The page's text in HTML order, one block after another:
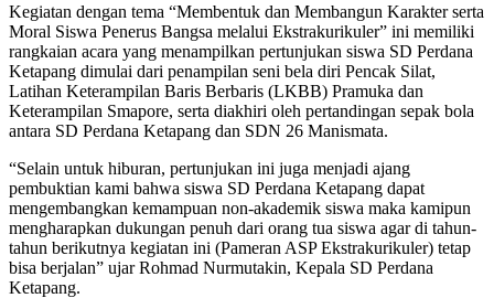
Kegiatan dengan tema “Membentuk dan Membangun Karakter serta
Moral Siswa Penerus Bangsa melalui Ekstrakurikuler” ini memiliki
rangkaian acara yang menampilkan pertunjukan siswa SD Perdana
Ketapang dimulai dari penampilan seni bela diri Pencak Silat,
Latihan Keterampilan Baris Berbaris (LKBB) Pramuka dan
Keterampilan Smapore, serta diakhiri oleh pertandingan sepak bola
antara SD Perdana Ketapang dan SDN 26 Manismata.
“Selain untuk hiburan, pertunjukan ini juga menjadi ajang
pembuktian kami bahwa siswa SD Perdana Ketapang dapat
mengembangkan kemampuan non-akademik siswa maka kamipun
mengharapkan dukungan penuh dari orang tua siswa agar di tahun-
tahun berikutnya kegiatan ini (Pameran ASP Ekstrakurikuler) tetap
bisa berjalan” ujar Rohmad Nurmutakin, Kepala SD Perdana
Ketapang.